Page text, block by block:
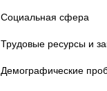
Социальная сфера
Трудовые ресурсы и
Демографические